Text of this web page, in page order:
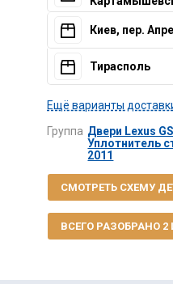
Киев, пер.
Тирасполь
Ещё варианты
Группа Двери Lexus
Уплотнитель
2011
СМОТРЕТЬ СХЕМУ
ВСЕГО РАЗОБРАНО 2